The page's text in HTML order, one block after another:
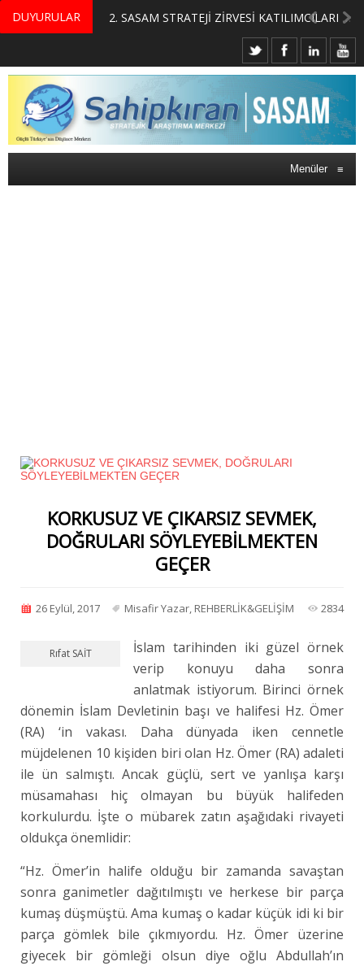
DUYURULAR
MERKEZİMİZ BÜNYESİNDE YETİŞTİRİLMEK ÜZERE GÖNÜLLÜ ÜLKE MASASI UZMANI VE UZMAN ADAYLARI ARIYORUZ 2. SASAM STRATEJİ ZİRVESİ KATILIMCILARI BELLİ OLDU
Menüler ≡
KORKUSUZ VE ÇIKARSIZ SEVMEK,
DOĞRULARI SÖYLEYEBİLMEKTEN
GEÇER
26 Eylül, 2017 Misafir Yazar, REHBERLİK&GELİŞİM 2834
Rıfat SAİT
İslam tarihinden iki güzel örnek
verip konuyu daha sonra
anlatmak istiyorum. Birinci örnek
dönemin İslam Devletinin başı ve halifesi Hz. Ömer
(RA) ‘in vakası. Daha dünyada iken cennetle
müjdelenen 10 kişiden biri olan Hz. Ömer (RA) adaleti
ile ün salmıştı. Ancak güçlü, sert ve yanlışa karşı
müsamahası hiç olmayan bu büyük halifeden
korkulurdu. İşte o mübarek zatın aşağıdaki rivayeti
oldukça önemlidir:
“Hz. Ömer’in halife olduğu bir zamanda savaştan
sonra ganimetler dağıtılmıştı ve herkese bir parça
kumaş düşmüştü. Ama kumaş o kadar küçük idi ki bir
parça gömlek bile çıkmıyordu. Hz. Ömer üzerine
giyecek bir gömleği olsun diye oğlu Abdullah’ın